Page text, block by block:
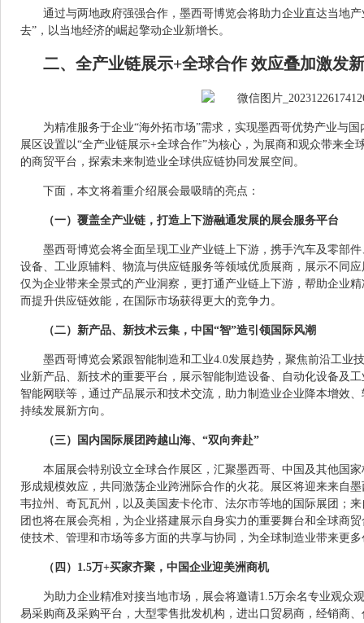
通过与两地政府强强合作，墨西哥博览会将助力企业直达当地
去”，以当地经济的崛起擎动企业新增长。
二、全产业链展示+全球合作 效应叠加激发
为精准服务于企业“海外拓市场”需求，实现墨西哥优势产业与
展区设置以“全产业链展示+全球合作”为核心，为展商和观众带来全
的商贸平台，探索未来制造业全球供应链协同发展空间。
下面，本文将着重介绍展会最吸睛的亮点：
（一）覆盖全产业链，打造上下游融通发展的展会服务平台
墨西哥博览会将全面呈现工业产业链上下游，携手汽车及零部
设备、工业原辅料、物流与供应链服务等领域优质展商，展示不同
仅为企业带来全景式的产业洞察，更打通产业链上下游，帮助企业
而提升供应链效能，在国际市场获得更大的竞争力。
（二）新产品、新技术云集，中国“智”造引领国际风潮
墨西哥博览会紧跟智能制造和工业4.0发展趋势，聚焦前沿工业
业新产品、新技术的重要平台，展示智能制造设备、自动化设备及
智能网联等，通过产品展示和技术交流，助力制造业企业降本增效
持续发展新方向。
（三）国内国际展团跨越山海、“双向奔赴”
本届展会特别设立全球合作展区，汇聚墨西哥、中国及其他国
形成规模效应，共同激荡企业跨洲际合作的火花。展区将迎来来自
韦拉州、奇瓦瓦州，以及美国麦卡伦市、法尔市等地的国际展团；
团也将在展会亮相，为企业搭建展示自身实力的重要舞台和全球商
使技术、管理和市场等多方面的共享与协同，为全球制造业带来更
（四）1.5万+买家齐聚，中国企业迎美洲商机
为助力企业精准对接当地市场，展会将邀请1.5万余名专业观众
易采购商及采购平台，大型零售批发机构，进出口贸易商，经销商